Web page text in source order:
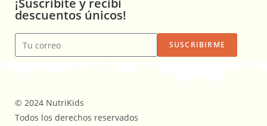
¡Suscribite y recibi
descuentos únicos!
SUSCRIBIRME
© 2024 NutriKids
Todos los derechos reservados